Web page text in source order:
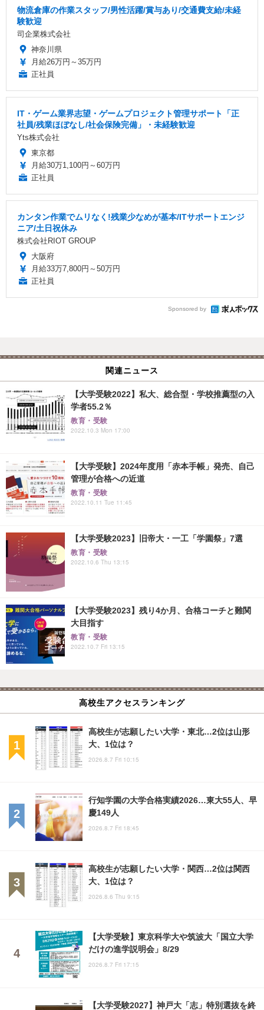
物流倉庫の作業スタッフ/男性活躍/賞与あり/交通費支給/未経
験歓迎
司企業株式会社
神奈川県
月給26万円～35万円
正社員
IT・ゲーム業界志望・ゲームプロジェクト管理サポート「正
社員/残業ほぼなし/社会保険完備」・未経験歓迎
Yts株式会社
東京都
月給30万1,100円～60万円
正社員
カンタン作業でムリなく!残業少なめが基本/ITサポートエンジ
ニア/土日祝休み
株式会社RIOT GROUP
大阪府
月給33万7,800円～50万円
正社員
Sponsored by
関連ニュース
【大学受験2022】私大、総合型・学校推薦型の入
学者55.2％
教育・受験
2022.10.3 Mon 17:00
【大学受験】2024年度用「赤本手帳」発売、自己
管理が合格への近道
教育・受験
2022.10.11 Tue 11:45
【大学受験2023】旧帝大・一工「学園祭」7選
教育・受験
2022.10.6 Thu 13:15
【大学受験2023】残り4か月、合格コーチと難関
大目指す
教育・受験
2022.10.7 Fri 13:15
高校生アクセスランキング
高校生が志願したい大学・東北…2位は山形
大、1位は？
2026.8.7 Fri 10:15
行知学園の大学合格実績2026…東大55人、早
慶149人
2026.8.7 Fri 18:45
高校生が志願したい大学・関西…2位は関西
大、1位は？
2026.8.6 Thu 9:15
【大学受験】東京科学大や筑波大「国立大学
だけの進学説明会」8/29
2026.8.7 Fri 17:15
【大学受験2027】神戸大「志」特別選抜を終